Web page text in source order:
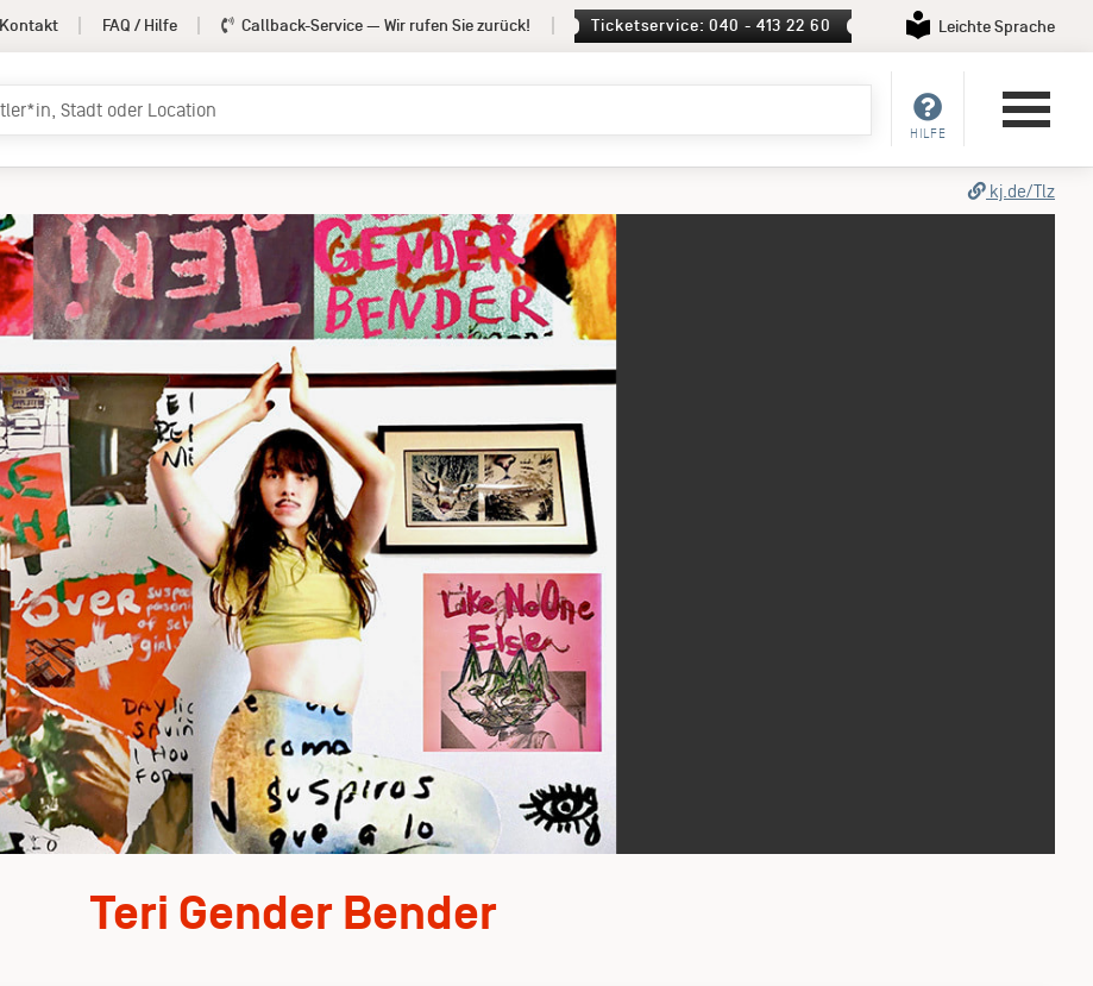
Kontakt FAQ / Hilfe Callback-Service — Wir rufen Sie zurück! Ticketservice: 040 - 413 22 60 Leichte Sprache
HILFE
kj.de/Tlz
Teri Gender Bender Information Pressematerial
Teri Gender Bender